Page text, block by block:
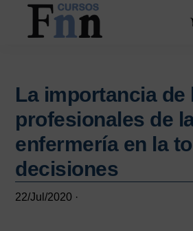
Saltar
contenido
Saltar
principal
online
La importancia de
profesionales de
enfermería en la
decisiones
22/Jul/2020 ·